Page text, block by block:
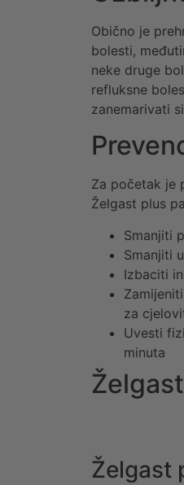
Obično je
bolesti,
neke druge
refluksne
zanemarivati
Za početak je
Želgast plus
Smanjiti
Smanjiti
Izbaciti
za
Uvesti
minuta
Želgast